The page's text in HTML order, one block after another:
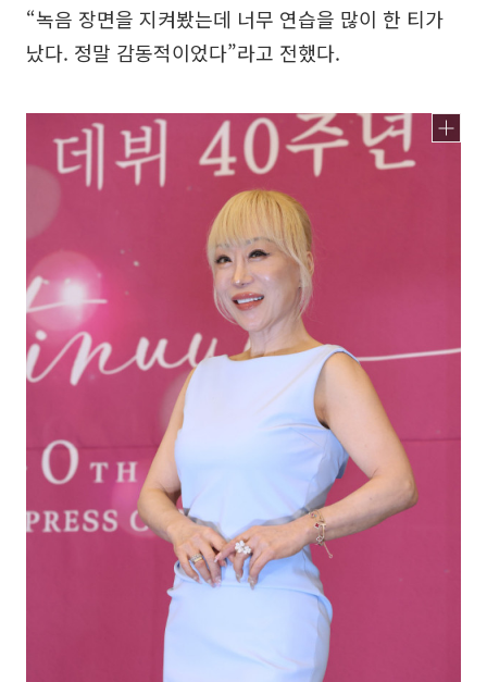
“녹음 장면을 지켜봤는데 너무 연습을 많이 한 티가
났다. 정말 감동적이었다”라고 전했다.